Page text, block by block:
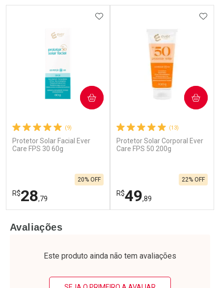
(9)
Protetor Solar Facial Ever
Care FPS 30 60g
R$28,79
20% OFF
ADICIONAR AOS FAVORITOS
COMPRAR
Laboratório
Por Menos
(13)
Protetor Solar Corporal Ever
Care FPS 50 200g
R$49,89
22% OFF
COMPRAR
Laboratório
Por Menos
Avaliações
Este produto ainda não tem avaliações